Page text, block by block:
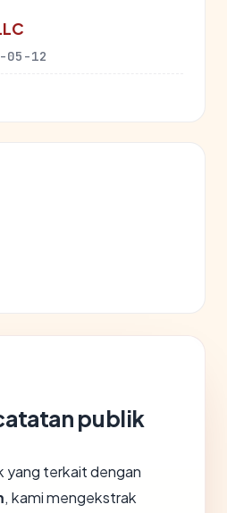
05-12
publik
yang terkait dengan
, kami mengekstrak